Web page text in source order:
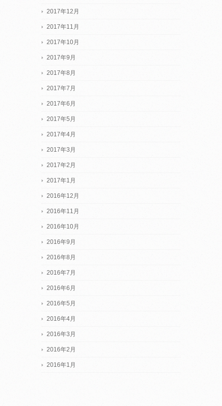
2017年12月
2017年11月
2017年10月
2017年9月
2017年8月
2017年7月
2017年6月
2017年5月
2017年4月
2017年3月
2017年2月
2017年1月
2016年12月
2016年11月
2016年10月
2016年9月
2016年8月
2016年7月
2016年6月
2016年5月
2016年4月
2016年3月
2016年2月
2016年1月